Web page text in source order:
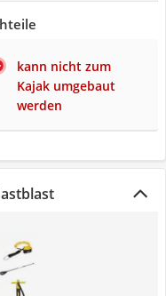
kann nicht zum
Kajak umgebaut
werden